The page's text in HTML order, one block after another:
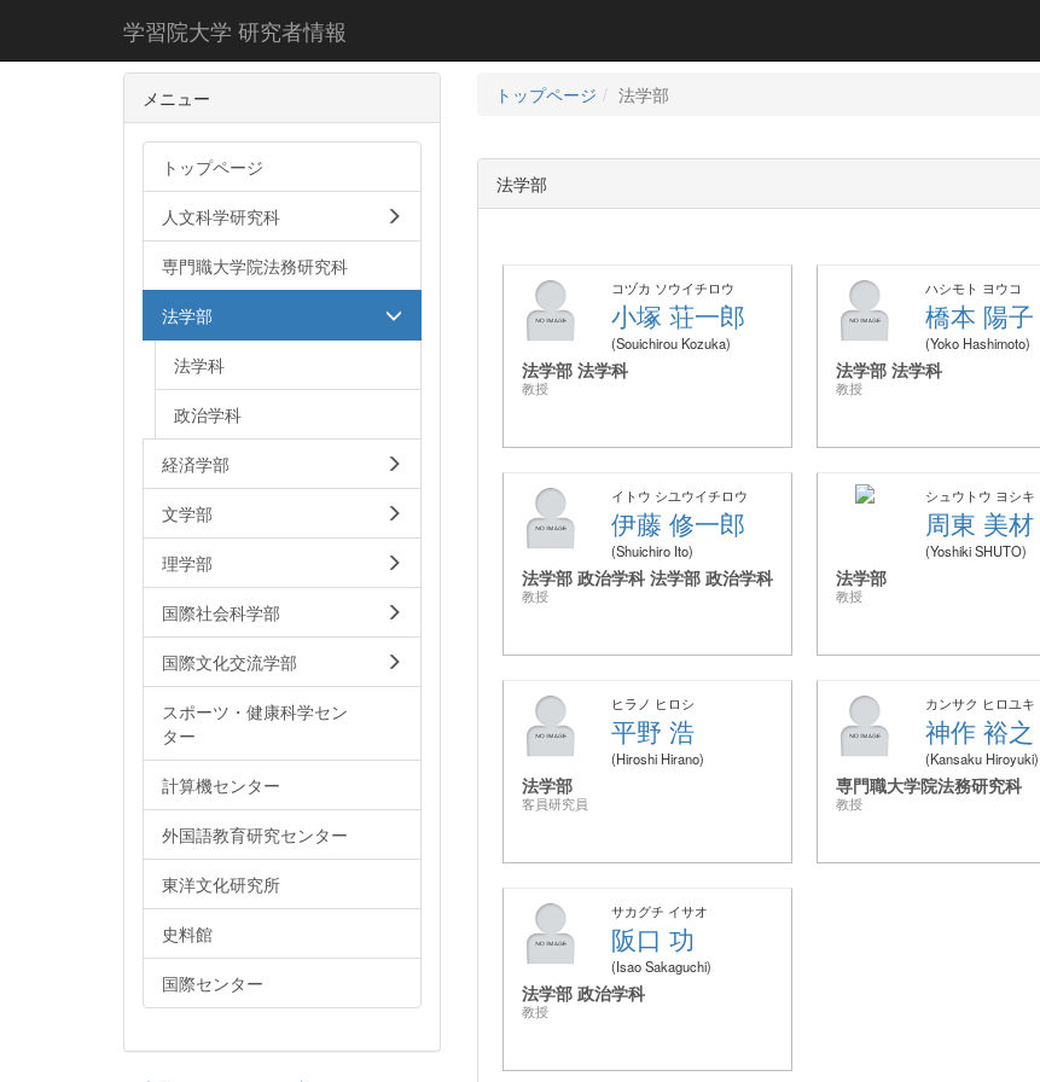
学習院大学 研究者情報
トップページ 法学部
法学部
コヅカ ソウイチロウ
小塚 荘一郎
Souichirou Kozuka
法学部 法学科
教授
ハシモト ヨウコ
橋本 陽子
Yoko Hashimoto
法学部 法学科
教授
イトウ シユウイチロウ
伊藤 修一郎
Shuichiro Ito
法学部 政治学科 法学部 政治学科
教授
シュウトウ ヨシキ
周東 美材
Yoshiki SHUTO
法学部
教授
ヒラノ ヒロシ
平野 浩
Hiroshi Hirano
法学部
客員研究員
カンサク ヒロユキ
神作 裕之
Kansaku Hiroyuki
専門職大学院法務研究科
教授
サカグチ イサオ
阪口 功
Isao Sakaguchi
法学部 政治学科
教授
メニュー
トップページ
人文科学研究科
専門職大学院法務研究科
法学部
法学科
政治学科
経済学部
文学部
理学部
国際社会科学部
国際文化交流学部
スポーツ・健康科学セン
ター
計算機センター
外国語教育研究センター
東洋文化研究所
史料館
国際センター